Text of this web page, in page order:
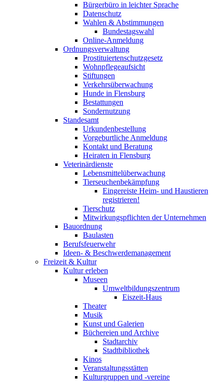
Bürgerbüro in leichter Sprache
Datenschutz
Wahlen & Abstimmungen
Bundestagswahl
Online-Anmeldung
Ordnungsverwaltung
Prostituiertenschutzgesetz
Wohnpflegeaufsicht
Stiftungen
Verkehrsüberwachung
Hunde in Flensburg
Bestattungen
Sondernutzung
Standesamt
Urkundenbestellung
Vorgeburtliche Anmeldung
Kontakt und Beratung
Heiraten in Flensburg
Veterinärdienste
Lebensmittelüberwachung
Tierseuchenbekämpfung
Eingereiste Heim- und Haustieren
registrieren!
Tierschutz
Mitwirkungspflichten der Unternehmen
Bauordnung
Baulasten
Berufsfeuerwehr
Ideen- & Beschwerdemanagement
Freizeit & Kultur
Kultur erleben
Museen
Umweltbildungszentrum
Eiszeit-Haus
Theater
Musik
Kunst und Galerien
Büchereien und Archive
Stadtarchiv
Stadtbibliothek
Kinos
Veranstaltungsstätten
Kulturgruppen und -vereine